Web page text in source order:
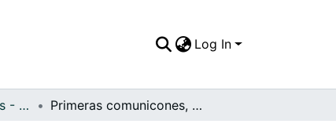
Log In
APFFVC - Ceremonias - Patrimonial Primeras comunicones, organizadas por el Colegio Nuestra Señora de la Consolación